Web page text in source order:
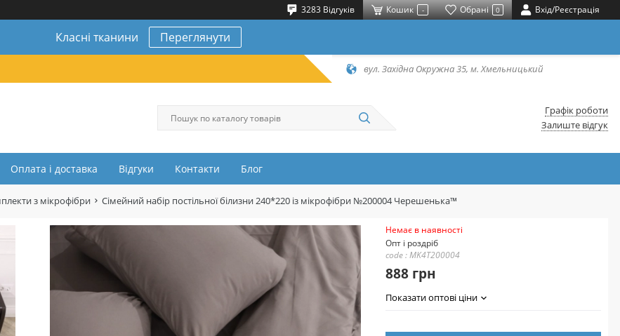
3283 Відгуків Кошик - Обрані 0 Вхід/Реєстрація
Класні тканини Переглянути
вул. Західна Окружна 35, м. Хмельницький
Графік роботи
Залиште відгук
Оплата і доставка Відгуки Контакти Блог
з мікрофібри Сімейний набір постільної білизни 240*220 із мікрофібри №200004 Черешенька™
Немає в наявності
Опт і роздріб
code : MK4T200004
888 грн
Показати оптові ціни